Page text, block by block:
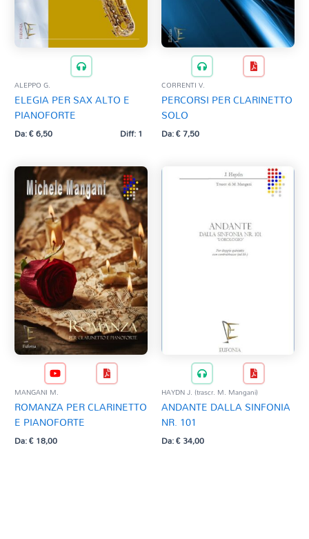
ALEPPO G.
ELEGIA PER SAX ALTO E
PIANOFORTE
Da:€6,50 Diff: 1
CORRENTI V.
PERCORSI PER CLARINETTO
SOLO
Da:€7,50
MANGANI M.
ROMANZA PER CLARINETTO
E PIANOFORTE
Da:€18,00
HAYDN J. (trascr. M. Mangani)
ANDANTE DALLA SINFONIA
NR. 101
Da:€34,00